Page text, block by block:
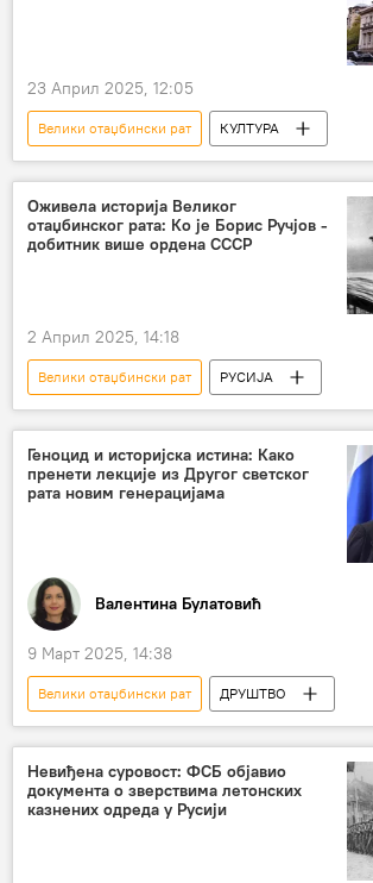
23 Април 2025, 12:05
Велики отаџбински рат
КУЛТУРА
Култура
Култура – вести
Руски дом
изложба
Други светски рат
Фјодор Толбухин
Оживела историја Великог
отаџбинског рата: Ко је Борис Ручјов -
добитник више ордена СССР
2 Април 2025, 14:18
Велики отаџбински рат
РУСИЈА
Други светски рат
Осам деценија од велике победе над нацизмом
Геноцид и историјска истина: Како
пренети лекције из Другог светског
рата новим генерацијама
Валентина Булатовић
9 Март 2025, 14:38
Велики отаџбински рат
ДРУШТВО
геноцид
Други светски рат
Совјетски Савез
Југославија
нацизам
Руски дом историја
Невиђена суровост: ФСБ објавио
документа о зверствима летонских
казнених одреда у Русији